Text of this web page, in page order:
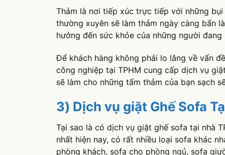
Thảm là nơi tiếp xúc trực tiếp với những
thường xuyên sẽ làm thảm ngày càng bẩn
hưởng đến sức khỏe của những người
Để khách hàng không phải lo lắng về vấn
công nghiệp tại TPHM cung cấp dịch vụ
sẽ làm cho những tấm thảm của bạn sạch
3) Dịch vụ giặt Ghế Sofa
Tại sao là có dịch vụ giặt ghế sofa tại nhà
nhất hiện nay, có rất nhiều loại sofa khác
phòng khách, sofa cho phòng ngủ, sofa